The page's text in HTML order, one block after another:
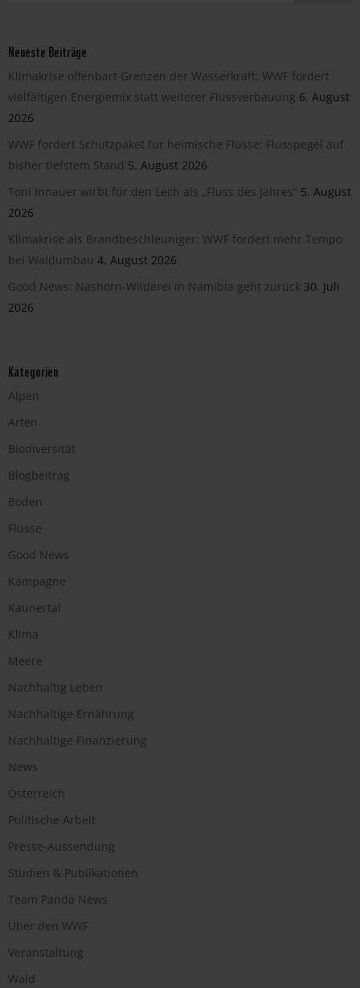
Neueste Beiträge
Klimakrise offenbart Grenzen der Wasserkraft: WWF fordert
vielfältigen Energiemix statt weiterer Flussverbauung 6. August
2026
WWF fordert Schutzpaket für heimische Flüsse: Flusspegel auf
bisher tiefstem Stand 5. August 2026
Toni Innauer wirbt für den Lech als „Fluss des Jahres“ 5. August
2026
Klimakrise als Brandbeschleuniger: WWF fordert mehr Tempo
bei Waldumbau 4. August 2026
Good News: Nashorn-Wilderei in Namibia geht zurück 30. Juli
2026
Kategorien
Alpen
Arten
Biodiversität
Blogbeitrag
Boden
Flüsse
Good News
Kampagne
Kaunertal
Klima
Meere
Nachhaltig Leben
Nachhaltige Ernährung
Nachhaltige Finanzierung
News
Österreich
Politische Arbeit
Presse-Aussendung
Studien & Publikationen
Team Panda News
Über den WWF
Veranstaltung
Wald